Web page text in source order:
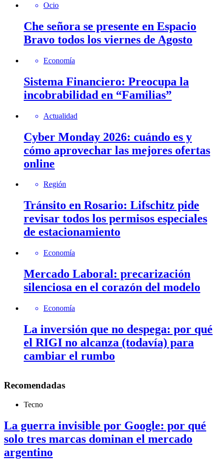
Ocio
Che señora se presente en Espacio
Bravo todos los viernes de Agosto
Economía
Sistema Financiero: Preocupa la
incobrabilidad en “Familias”
Actualidad
Cyber Monday 2026: cuándo es y
cómo aprovechar las mejores ofertas
online
Región
Tránsito en Rosario: Lifschitz pide
revisar todos los permisos especiales
de estacionamiento
Economía
Mercado Laboral: precarización
silenciosa en el corazón del modelo
Economía
La inversión que no despega: por qué
el RIGI no alcanza (todavía) para
cambiar el rumbo
Recomendadas
Tecno
La guerra invisible por Google: por qué
solo tres marcas dominan el mercado
argentino